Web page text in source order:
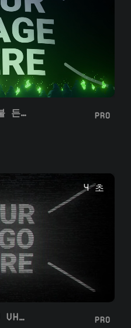
휘날리는 깃발 앞의 횃불 든 사람들 PRO
4 초
곧 시작합니다 CRT TV VHS 01 PRO